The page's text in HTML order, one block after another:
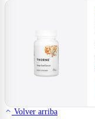
Volver arriba